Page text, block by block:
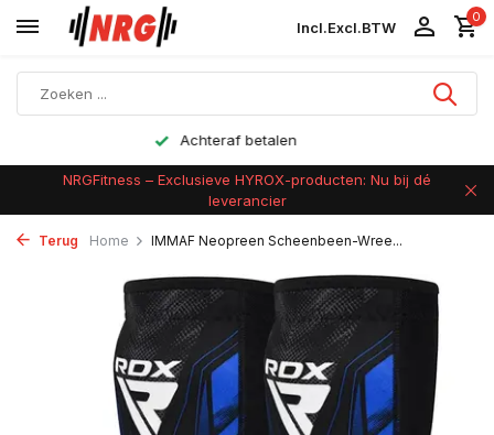
Incl.Excl.BTW
0
Gratis verzending vanaf €40
NRGFitness – Exclusieve HYROX-producten: Nu bij dé
leverancier
Terug Home IMMAF Neopreen Scheenbeen-Wree...